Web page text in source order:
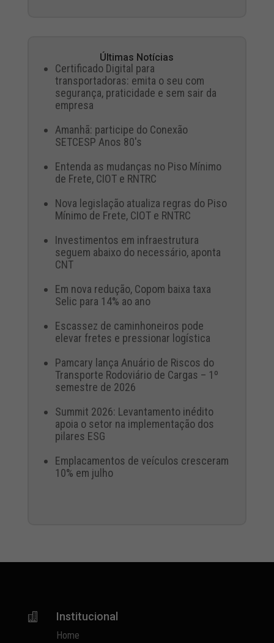
Últimas Notícias
Certificado Digital para
transportadoras: emita o seu com
segurança, praticidade e sem sair da
empresa
Amanhã: participe do Conexão
SETCESP Anos 80's
Entenda as mudanças no Piso Mínimo
de Frete, CIOT e RNTRC
Nova legislação atualiza regras do Piso
Mínimo de Frete, CIOT e RNTRC
Investimentos em infraestrutura
seguem abaixo do necessário, aponta
CNT
Em nova redução, Copom baixa taxa
Selic para 14% ao ano
Escassez de caminhoneiros pode
elevar fretes e pressionar logística
Pamcary lança Anuário de Riscos do
Transporte Rodoviário de Cargas – 1º
semestre de 2026
Summit 2026: Levantamento inédito
apoia o setor na implementação dos
pilares ESG
Emplacamentos de veículos cresceram
10% em julho
 Institucional
Home